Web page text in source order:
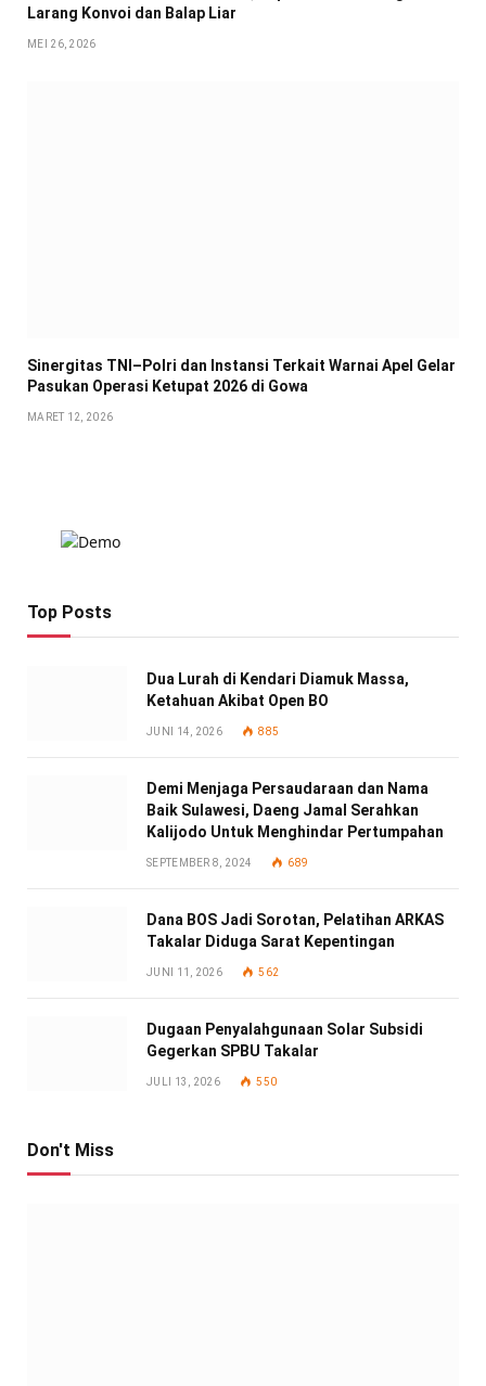
Larang Konvoi dan Balap Liar
MEI 26, 2026
Sinergitas TNI–Polri dan Instansi Terkait Warnai Apel Gelar
Pasukan Operasi Ketupat 2026 di Gowa
MARET 12, 2026
Top Posts
Dua Lurah di Kendari Diamuk Massa,
Ketahuan Akibat Open BO
JUNI 14, 2026 885
Demi Menjaga Persaudaraan dan Nama
Baik Sulawesi, Daeng Jamal Serahkan
Kalijodo Untuk Menghindar Pertumpahan
SEPTEMBER 8, 2024 689
Dana BOS Jadi Sorotan, Pelatihan ARKAS
Takalar Diduga Sarat Kepentingan
JUNI 11, 2026 562
Dugaan Penyalahgunaan Solar Subsidi
Gegerkan SPBU Takalar
JULI 13, 2026 550
Don't Miss